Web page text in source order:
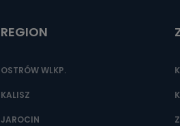
REGION
OSTRÓW WLKP.
KALISZ
JAROCIN